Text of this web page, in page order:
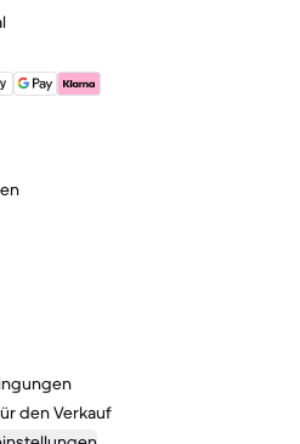
den Verkauf